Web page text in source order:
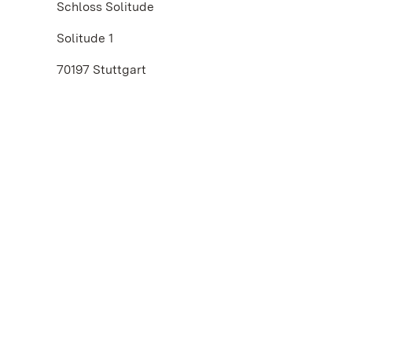
Schloss Solitude
Solitude 1
70197 Stuttgart